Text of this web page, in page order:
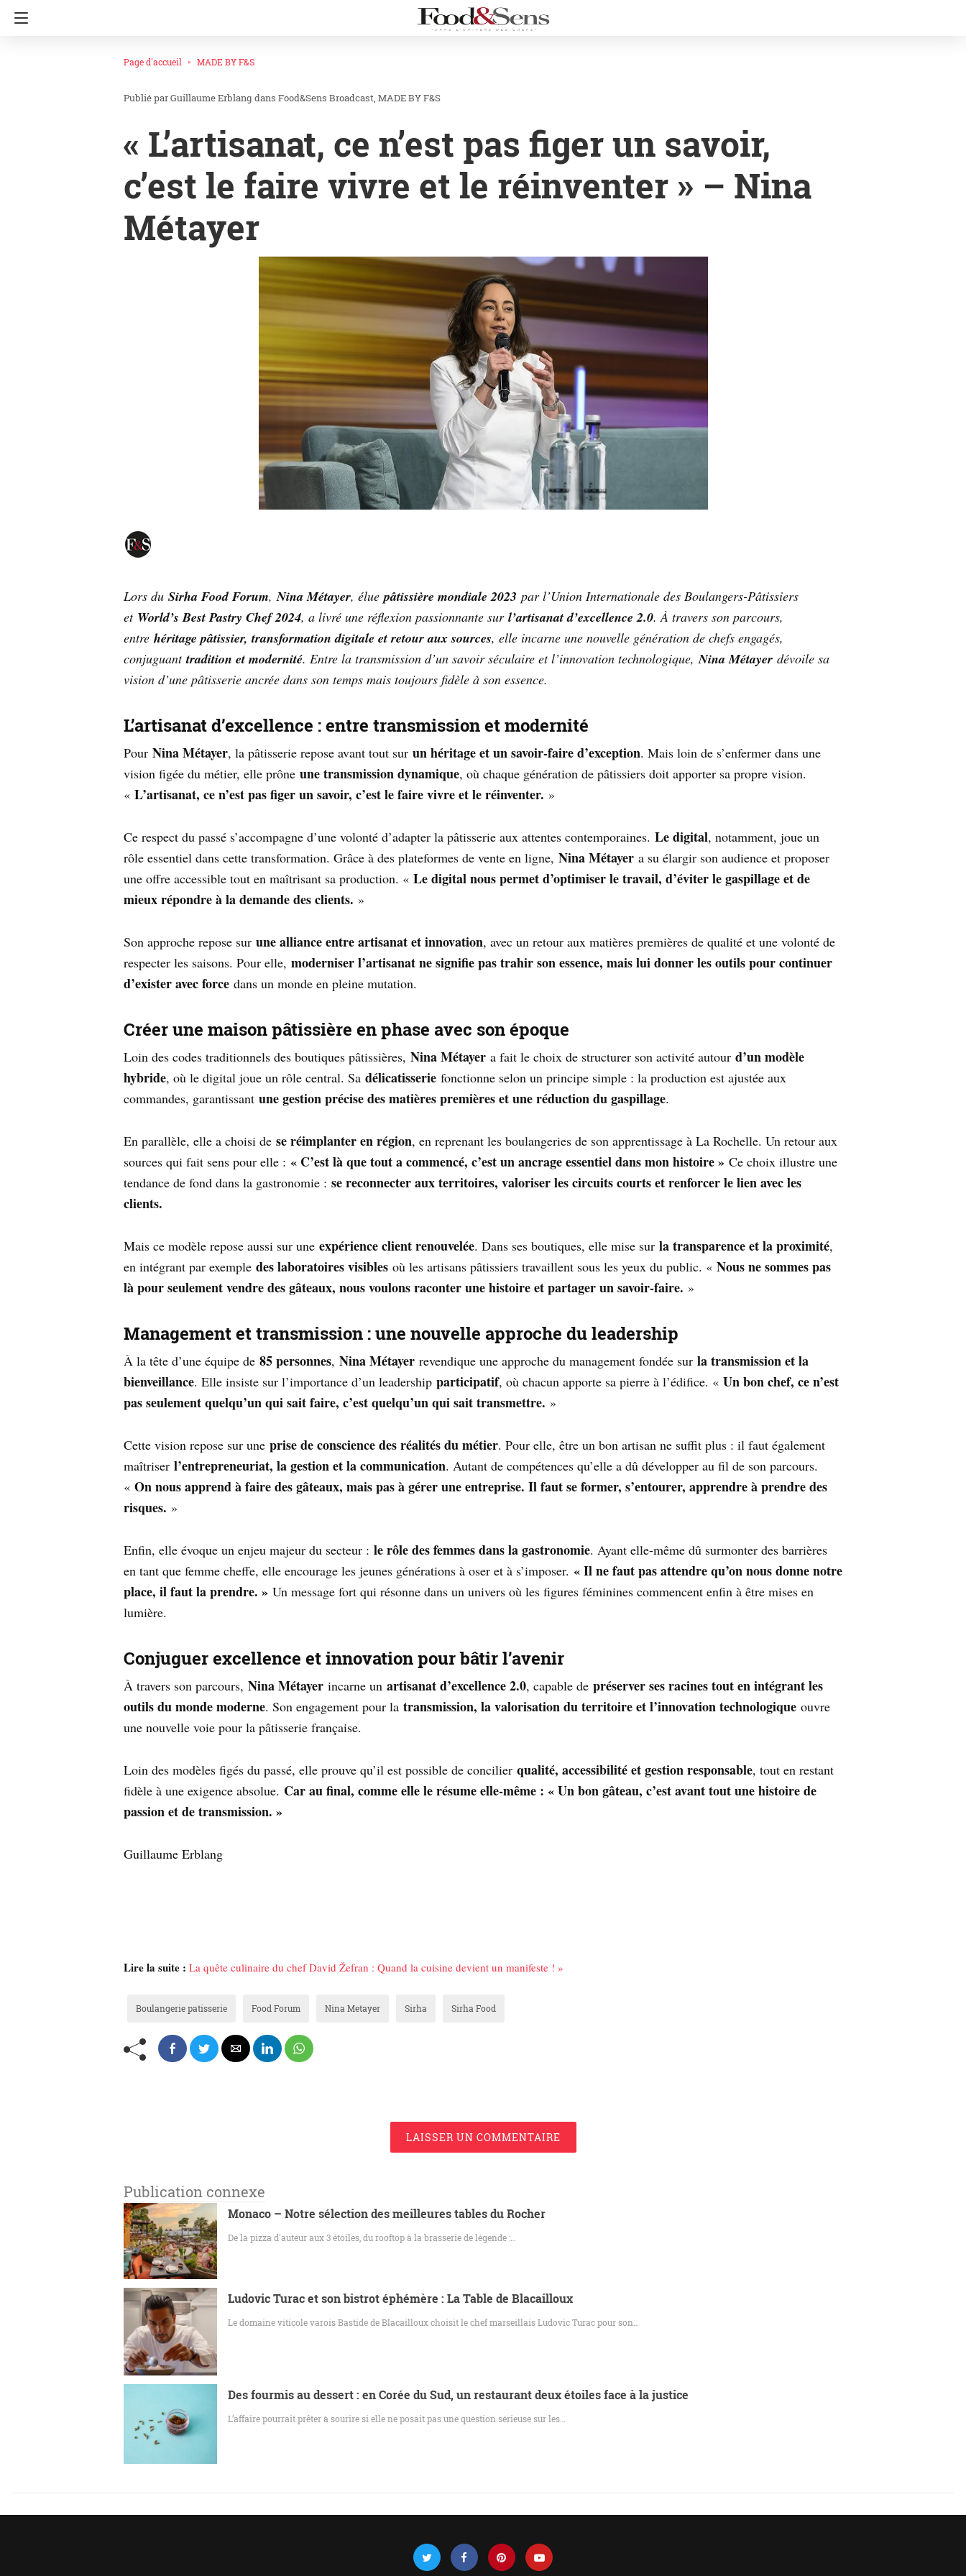
Page d'accueil MADE BY F&S
Guillaume Erblang dans Food&Sens Broadcast MADE BY F&S
« L’artisanat, ce n’est pas figer un savoir,
c’est le faire vivre et le réinventer » – Nina
Métayer
Lors du Sirha Food Forum,Nina Métayer, éluepâtissière mondiale 2023 par l’Union Internationale des Boulangers-Pâtissiers
et World’s Best Pastry Chef 2024, a livré une réflexion passionnante sur l’artisanat d’excellence 2.0. À travers son parcours,
entre héritage pâtissier, transformation digitale et retour aux sources, elle incarne une nouvelle génération de chefs engagés,
conjuguanttradition et modernité. Entre la transmission d’un savoir séculaire et l’innovation technologique,Nina Métayer dévoile sa
vision d’une pâtisserie ancrée dans son temps mais toujours fidèle à son essence.
L’artisanat d’excellence : entre transmission et modernité
Pour Nina Métayer, la pâtisserie repose avant tout sur un héritage et un savoir-faire d’exception. Mais loin de s’enfermer dans une
vision figée du métier, elle prône une transmission dynamique, où chaque génération de pâtissiers doit apporter sa propre vision.
« L’artisanat, ce n’est pas figer un savoir, c’est le faire vivre et le réinventer. »
Ce respect du passé s’accompagne d’une volonté d’adapter la pâtisserie aux attentes contemporaines. Le digital, notamment, joue un
rôle essentiel dans cette transformation. Grâce à des plateformes de vente en ligne, Nina Métayer a su élargir son audience et proposer
une offre accessible tout en maîtrisant sa production. « Le digital nous permet d’optimiser le travail, d’éviter le gaspillage et de
mieux répondre à la demande des clients. »
Son approche repose sur une alliance entre artisanat et innovation, avec un retour aux matières premières de qualité et une volonté de
respecter les saisons. Pour elle, moderniser l’artisanat ne signifie pas trahir son essence, mais lui donner les outils pour continuer
d’exister avec force dans un monde en pleine mutation.
Créer une maison pâtissière en phase avec son époque
Loin des codes traditionnels des boutiques pâtissières, Nina Métayer a fait le choix de structurer son activité autour d’un modèle
hybride, où le digital joue un rôle central. Sa délicatisserie fonctionne selon un principe simple : la production est ajustée aux
commandes, garantissant une gestion précise des matières premières et une réduction du gaspillage.
En parallèle, elle a choisi de se réimplanter en région, en reprenant les boulangeries de son apprentissage à La Rochelle. Un retour aux
sources qui fait sens pour elle : « C’est là que tout a commencé, c’est un ancrage essentiel dans mon histoire » Ce choix illustre une
tendance de fond dans la gastronomie : se reconnecter aux territoires, valoriser les circuits courts et renforcer le lien avec les
clients.
Mais ce modèle repose aussi sur une expérience client renouvelée. Dans ses boutiques, elle mise sur la transparence et la proximité,
en intégrant par exemple des laboratoires visibles où les artisans pâtissiers travaillent sous les yeux du public. « Nous ne sommes pas
là pour seulement vendre des gâteaux, nous voulons raconter une histoire et partager un savoir-faire. »
Management et transmission : une nouvelle approche du leadership
À la tête d’une équipe de 85 personnes, Nina Métayer revendique une approche du management fondée sur la transmission et la
bienveillance. Elle insiste sur l’importance d’un leadership participatif, où chacun apporte sa pierre à l’édifice. « Un bon chef, ce n’est
pas seulement quelqu’un qui sait faire, c’est quelqu’un qui sait transmettre. »
Cette vision repose sur une prise de conscience des réalités du métier. Pour elle, être un bon artisan ne suffit plus : il faut également
maîtriser l’entrepreneuriat, la gestion et la communication. Autant de compétences qu’elle a dû développer au fil de son parcours.
« On nous apprend à faire des gâteaux, mais pas à gérer une entreprise. Il faut se former, s’entourer, apprendre à prendre des
risques. »
Enfin, elle évoque un enjeu majeur du secteur : le rôle des femmes dans la gastronomie. Ayant elle-même dû surmonter des barrières
en tant que femme cheffe, elle encourage les jeunes générations à oser et à s’imposer. « Il ne faut pas attendre qu’on nous donne notre
place, il faut la prendre. » Un message fort qui résonne dans un univers où les figures féminines commencent enfin à être mises en
lumière.
Conjuguer excellence et innovation pour bâtir l’avenir
À travers son parcours, Nina Métayer incarne un artisanat d’excellence 2.0, capable de préserver ses racines tout en intégrant les
outils du monde moderne. Son engagement pour la transmission, la valorisation du territoire et l’innovation technologique ouvre
une nouvelle voie pour la pâtisserie française.
Loin des modèles figés du passé, elle prouve qu’il est possible de concilier qualité, accessibilité et gestion responsable, tout en restant
fidèle à une exigence absolue. Car au final, comme elle le résume elle-même : « Un bon gâteau, c’est avant tout une histoire de
passion et de transmission. »
Guillaume Erblang
Lire la suite : La quête culinaire du chef David Žefran : Quand la cuisine devient un manifeste ! »
Boulangerie patisserie Food Forum Nina Metayer Sirha Sirha Food
LAISSER UN COMMENTAIRE
Publication connexe
Monaco – Notre sélection des meilleures tables du Rocher
De la pizza d'auteur aux 3 étoiles, du rooftop à la brasserie de légende :…
Ludovic Turac et son bistrot éphémère : La Table de Blacailloux
Le domaine viticole varois Bastide de Blacailloux choisit le chef marseillais Ludovic Turac pour son…
Des fourmis au dessert : en Corée du Sud, un restaurant deux étoiles face à la justice
L’affaire pourrait prêter à sourire si elle ne posait pas une question sérieuse sur les…